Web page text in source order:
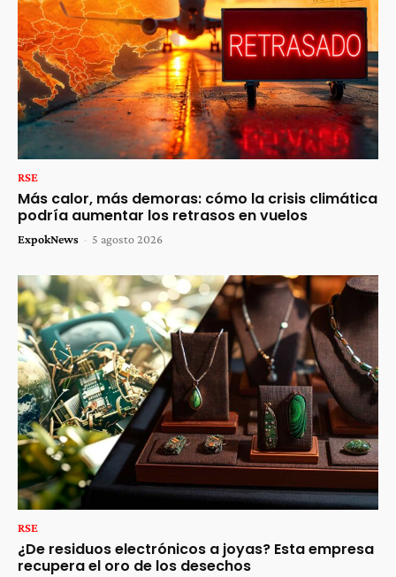
RSE
Más calor, más demoras: cómo la crisis climática
podría aumentar los retrasos en vuelos
ExpokNews - 5 agosto 2026
RSE
¿De residuos electrónicos a joyas? Esta empresa
recupera el oro de los desechos